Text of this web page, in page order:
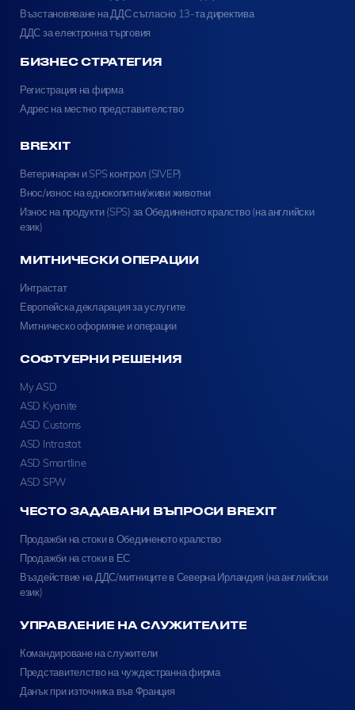
Възстановяване на ДДС съгласно 13-та директива
ДДС за електронна търговия
БИЗНЕС СТРАТЕГИЯ
Регистрация на фирма
Адрес на местно представителство
BREXIT
Ветеринарен и SPS контрол (SIVEP)
Внос/износ на еднокопитни/живи животни
Износ на продукти (SPS) за Обединеното кралство (на английски
език)
МИТНИЧЕСКИ ОПЕРАЦИИ
Интрастат
Европейска декларация за услугите
Митническо оформяне и операции
СОФТУЕРНИ РЕШЕНИЯ
My ASD
ASD Kyanite
ASD Customs
ASD Intrastat
ASD Smartline
ASD SPW
ЧЕСТО ЗАДАВАНИ ВЪПРОСИ BREXIT
Продажби на стоки в Обединеното кралство
Продажби на стоки в ЕС
Въздействие на ДДС/митниците в Северна Ирландия (на английски
език)
УПРАВЛЕНИЕ НА СЛУЖИТЕЛИТЕ
Командироване на служители
Представителство на чуждестранна фирма
Данък при източника във Франция